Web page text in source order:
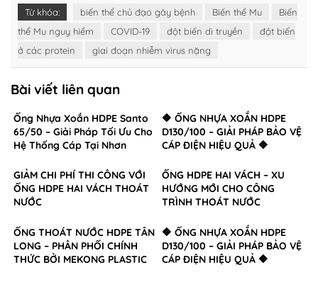
Từ khóa: biến thể chủ đạo gây bệnh Biến thể Mu
Biến
thể Mu nguy hiểm
COVID-19 đột biến di truyền
đột biến
ở các protein
giai đoạn nhiễm virus nặng
Bài viết liên quan
Ống Nhựa Xoắn HDPE Santo
65/50 – Giải Pháp Tối Ưu Cho
Hệ Thống Cáp Tại Nhơn
🔶 ỐNG NHỰA XOẮN HDPE
D130/100 – GIẢI PHÁP BẢO VỆ
CÁP ĐIỆN HIỆU QUẢ 🔶
GIẢM CHI PHÍ THI CÔNG VỚI
ỐNG HDPE HAI VÁCH THOÁT
NƯỚC
ỐNG HDPE HAI VÁCH – XU
HƯỚNG MỚI CHO CÔNG
TRÌNH THOÁT NƯỚC
ỐNG THOÁT NƯỚC HDPE TÂN
LONG – PHÂN PHỐI CHÍNH
THỨC BỞI MEKONG PLASTIC
🔶 ỐNG NHỰA XOẮN HDPE
D130/100 – GIẢI PHÁP BẢO VỆ
CÁP ĐIỆN HIỆU QUẢ 🔶